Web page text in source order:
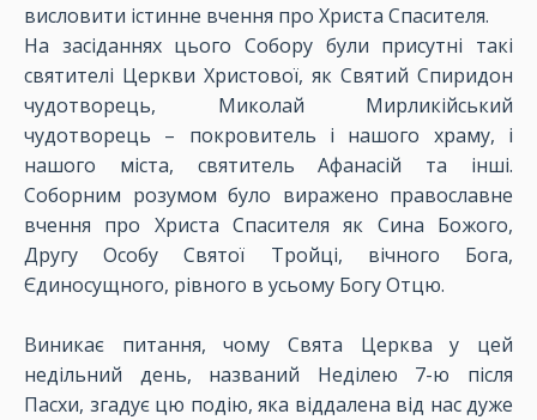
висловити істинне вчення про Христа Спасителя.
На засіданнях цього Собору були присутні такі
святителі Церкви Христової, як Святий Спиридон
чудотворець, Миколай Мирликійський
чудотворець – покровитель і нашого храму, і
нашого міста, святитель Афанасій та інші.
Соборним розумом було виражено православне
вчення про Христа Спасителя як Сина Божого,
Другу Особу Святої Тройці, вічного Бога,
Єдиносущного, рівного в усьому Богу Отцю.
Виникає питання, чому Свята Церква у цей
недільний день, названий Неділею 7-ю після
Пасхи, згадує цю подію, яка віддалена від нас дуже